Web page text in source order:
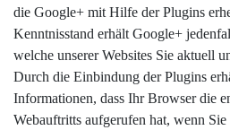
die Google+ mit Hilfe der Plugins
Kenntnisstand erhält Google+
welche unserer Websites Sie aktuell
Durch die Einbindung der Plugins
Informationen, dass Ihr Browser die
Webauftritts aufgerufen hat, wenn